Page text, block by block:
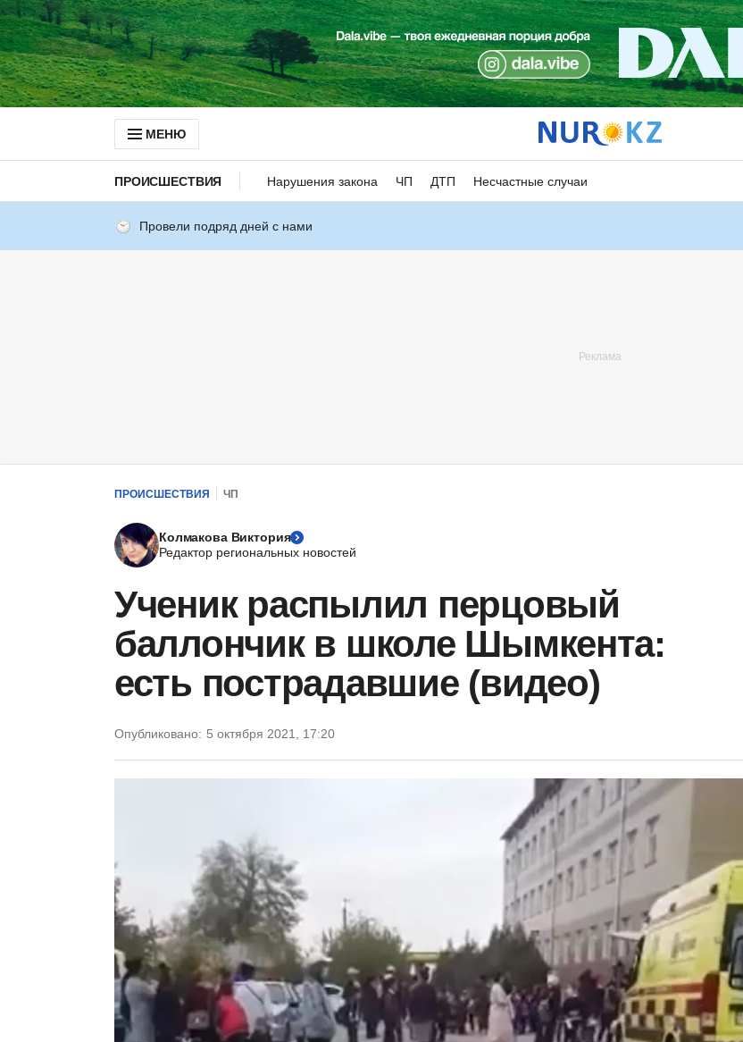
МЕНЮ
ПРОИСШЕСТВИЯ Нарушения закона ЧП ДТП Несчастные случаи
Провели подряд дней с нами
ПРОИСШЕСТВИЯ ЧП
Колмакова Виктория
Редактор региональных новостей
Ученик распылил перцовый
баллончик в школе Шымкента:
есть пострадавшие (видео)
Опубликовано: 5 октября 2021, 17:20